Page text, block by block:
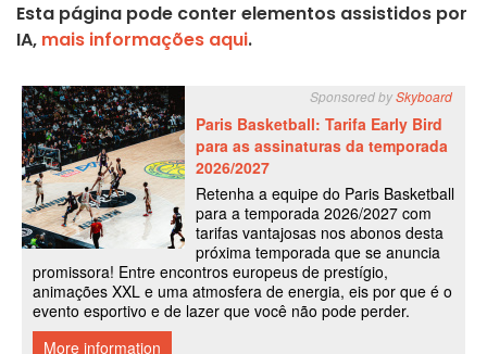
Esta página pode conter elementos assistidos por
IA, mais informações aqui.